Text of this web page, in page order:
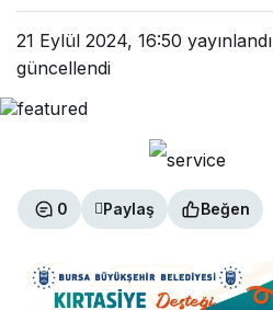
21 Eylül 2024, 16:50 yayınlandı
güncellendi
0 Paylaş Beğen